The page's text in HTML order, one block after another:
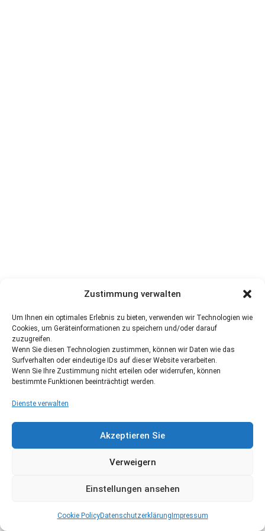
Zustimmung verwalten
Um Ihnen ein optimales Erlebnis zu bieten, verwenden wir Technologien wie
Cookies, um Geräteinformationen zu speichern und/oder darauf
zuzugreifen.
Wenn Sie diesen Technologien zustimmen, können wir Daten wie das
Surfverhalten oder eindeutige IDs auf dieser Website verarbeiten.
Wenn Sie Ihre Zustimmung nicht erteilen oder widerrufen, können
bestimmte Funktionen beeinträchtigt werden.
Dienste verwalten
Akzeptieren Sie
Verweigern
Einstellungen ansehen
Cookie PolicyDatenschutzerklärung Impressum